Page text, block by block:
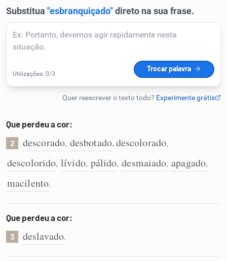
Humanizador de IA
Cata-letras
Caça-palavras
Que perdeu a cor:
2 descorado, desbotado, descolorado,
descolorido, lívido, pálido, desmaiado, apagado,
macilento.
Que perdeu a cor:
3 deslavado.